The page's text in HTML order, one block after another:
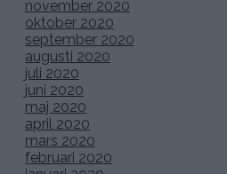
november 2020
oktober 2020
september 2020
augusti 2020
juli 2020
juni 2020
maj 2020
april 2020
mars 2020
februari 2020